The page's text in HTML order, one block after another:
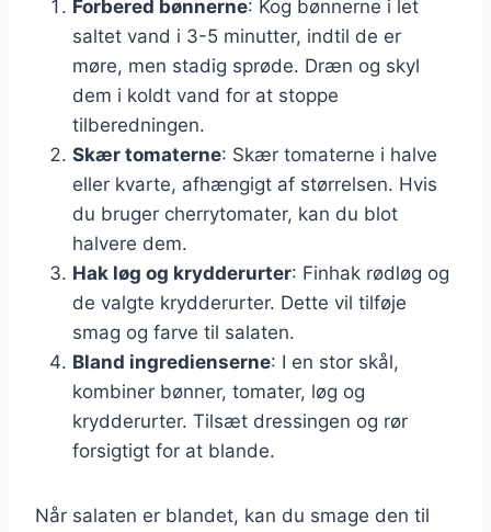
Forbered bønnerne: Kog bønnerne i let
saltet vand i 3-5 minutter, indtil de er
møre, men stadig sprøde. Dræn og skyl
dem i koldt vand for at stoppe
tilberedningen.
Skær tomaterne: Skær tomaterne i halve
eller kvarte, afhængigt af størrelsen. Hvis
du bruger cherrytomater, kan du blot
halvere dem.
Hak løg og krydderurter: Finhak rødløg og
de valgte krydderurter. Dette vil tilføje
smag og farve til salaten.
Bland ingredienserne: I en stor skål,
kombiner bønner, tomater, løg og
krydderurter. Tilsæt dressingen og rør
forsigtigt for at blande.
Når salaten er blandet, kan du smage den til